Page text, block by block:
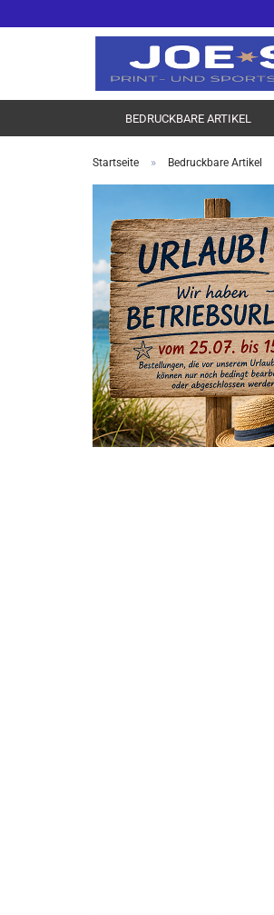
BEDRUCKBARE ARTIKEL
Startseite » Bedruckbare Artikel